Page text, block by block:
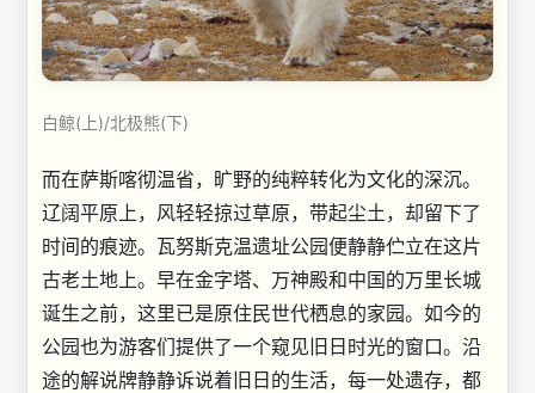
白鲸(上)/北极熊(下)
而在萨斯喀彻温省，旷野的纯粹转化为文化的深沉。
辽阔平原上，风轻轻掠过草原，带起尘土，却留下了
时间的痕迹。瓦努斯克温遗址公园便静静伫立在这片
古老土地上。早在金字塔、万神殿和中国的万里长城
诞生之前，这里已是原住民世代栖息的家园。如今的
公园也为游客们提供了一个窥见旧日时光的窗口。沿
途的解说牌静静诉说着旧日的生活，每一处遗存，都